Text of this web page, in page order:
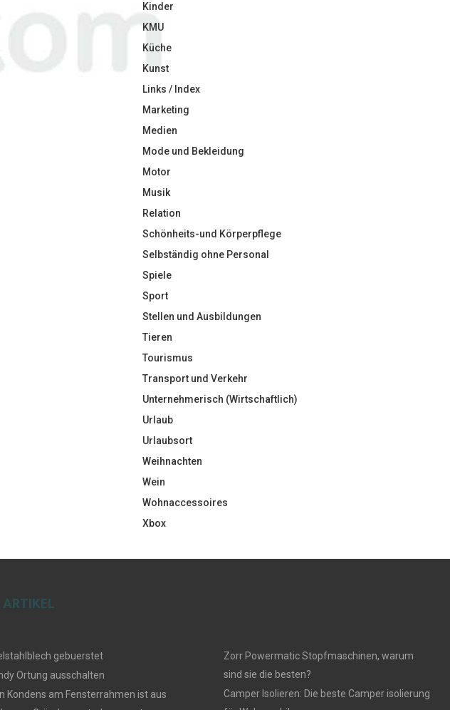
Kinder
KMU
Küche
Kunst
Links / Index
Marketing
Medien
Mode und Bekleidung
Motor
Musik
Relation
Schönheits-und Körperpflege
Selbständig ohne Personal
Spiele
Sport
Stellen und Ausbildungen
Tieren
Tourismus
Transport und Verkehr
Unternehmerisch (Wirtschaftlich)
Urlaub
Urlaubsort
Weihnachten
Wein
Wohnaccessoires
Xbox
gebuerstet
Ortung ausschalten
Kondens am Fensterrahmen ist aus
Zorr Powermatic Stopfmaschinen, warum
sind sie die besten?
Camper Isolieren: Die beste Camper isolierung